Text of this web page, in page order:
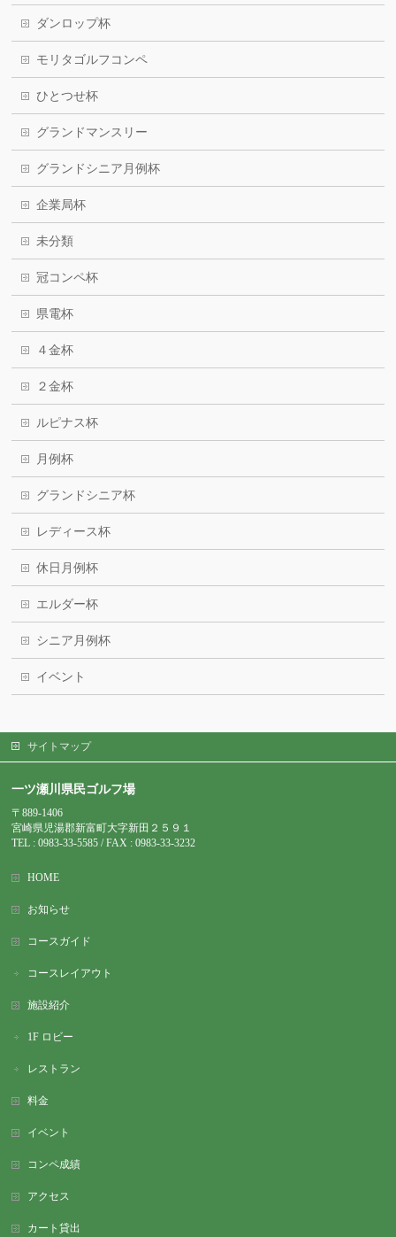
ダンロップ杯
モリタゴルフコンペ
ひとつせ杯
グランドマンスリー
グランドシニア月例杯
企業局杯
未分類
冠コンペ杯
県電杯
４金杯
２金杯
ルピナス杯
月例杯
グランドシニア杯
レディース杯
休日月例杯
エルダー杯
シニア月例杯
イベント
サイトマップ
一ツ瀬川県民ゴルフ場
〒889-1406
宮崎県児湯郡新富町大字新田２５９１
TEL : 0983-33-5585 / FAX : 0983-33-3232
HOME
お知らせ
コースガイド
コースレイアウト
施設紹介
1F ロビー
レストラン
料金
イベント
コンペ成績
アクセス
カート貸出